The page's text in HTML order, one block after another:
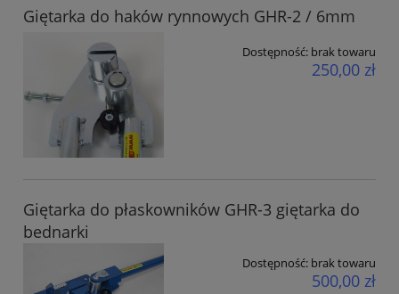
Giętarka do haków rynnowych GHR-2 / 6mm
Dostępność: brak towaru
250,00 zł
Giętarka do płaskowników GHR-3 giętarka do
bednarki
Dostępność: brak towaru
500,00 zł